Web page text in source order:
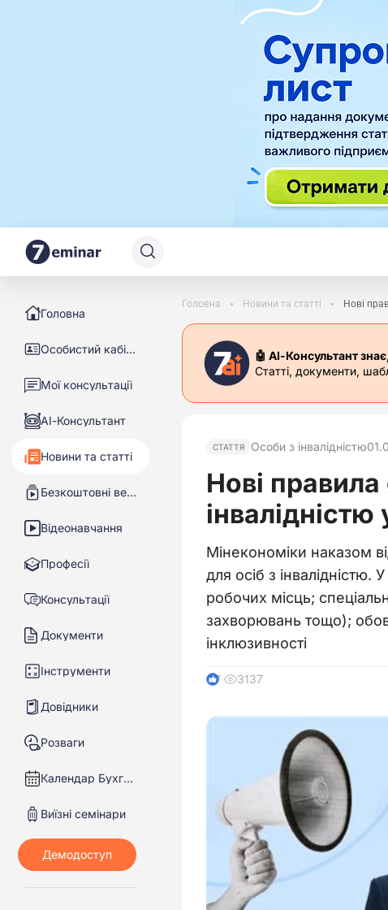
Головна
Особистий кабінет
Мої консультації
АІ-Консультант
Новини та статті
Безкоштовні вебінари
Відеонавчання
Професії
Консультації
Документи
Інструменти
Довідники
Розваги
Календар Бухгалтера
Виїзні семінари
Головна Новини та статті Нові
🤖 АІ-Консультант
Статті, документи,
СТАТТЯ Особи з інвалідністю
Нові
Мінекономіки наказом
для осіб з інвалідністю.
робочих місць;
захворювань тощо);
інклюзивності
7 3137